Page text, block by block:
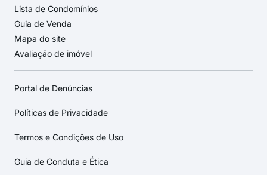
Lista de Condomínios
Guia de Venda
Mapa do site
Avaliação de imóvel
Portal de Denúncias
Políticas de Privacidade
Termos e Condições de Uso
Guia de Conduta e Ética